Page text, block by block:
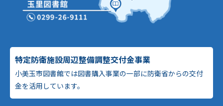
特定防衛施設周辺整備調整交付金事業
小美玉市図書館では図書購入事業の一部に防衛省からの交付
金を活用しています。